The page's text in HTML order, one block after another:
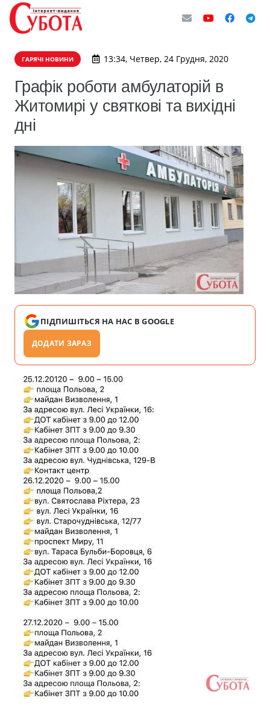
ГАРЯЧІ НОВИНИ 13:34, Четвер, 24 Грудня, 2020
Графік роботи амбулаторій в
Житомирі у святкові та вихідні
дні
ПІДПИШІТЬСЯ НА НАС В GOOGLE
ДОДАТИ ЗАРАЗ